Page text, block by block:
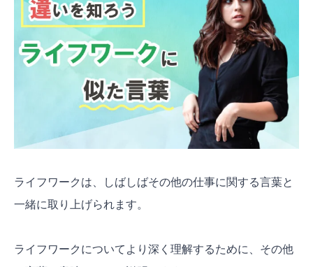
ライフワークは、しばしばその他の仕事に関する言葉と
一緒に取り上げられます。
ライフワークについてより深く理解するために、その他